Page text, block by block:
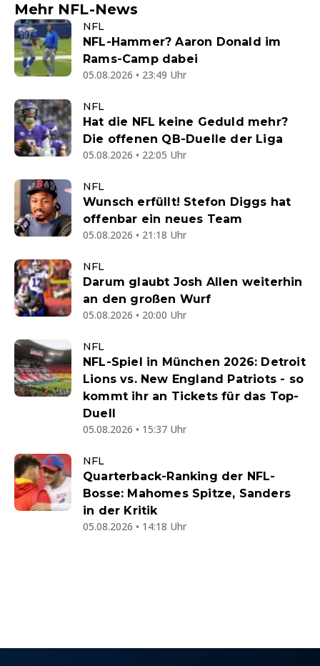
Mehr NFL-News
NFL
NFL-Hammer? Aaron Donald im
Rams-Camp dabei
05.08.2026 • 23:49 Uhr
NFL
Hat die NFL keine Geduld mehr?
Die offenen QB-Duelle der Liga
05.08.2026 • 22:05 Uhr
NFL
Wunsch erfüllt! Stefon Diggs hat
offenbar ein neues Team
05.08.2026 • 21:18 Uhr
NFL
Darum glaubt Josh Allen weiterhin
an den großen Wurf
05.08.2026 • 20:00 Uhr
NFL
NFL-Spiel in München 2026: Detroit
Lions vs. New England Patriots - so
kommt ihr an Tickets für das Top-
Duell
05.08.2026 • 15:37 Uhr
NFL
Quarterback-Ranking der NFL-
Bosse: Mahomes Spitze, Sanders
in der Kritik
05.08.2026 • 14:18 Uhr